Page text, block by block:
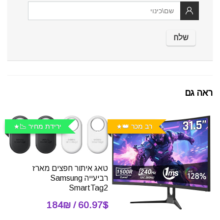
ראה גם
רב מכר 👑 ירידת מחיר 📉
טאג איתור חפצים מארז
רביעייה Samsung
SmartTag2
60.97$ / 184₪